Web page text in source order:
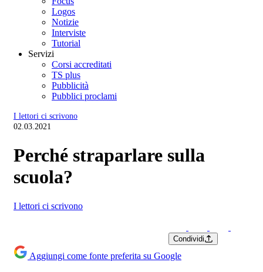
Logos
Notizie
Interviste
Tutorial
Servizi
Corsi accreditati
TS plus
Pubblicità
Pubblici proclami
I lettori ci scrivono
02.03.2021
Perché straparlare sulla
scuola?
I lettori ci scrivono
Condividi
Aggiungi come fonte preferita su Google